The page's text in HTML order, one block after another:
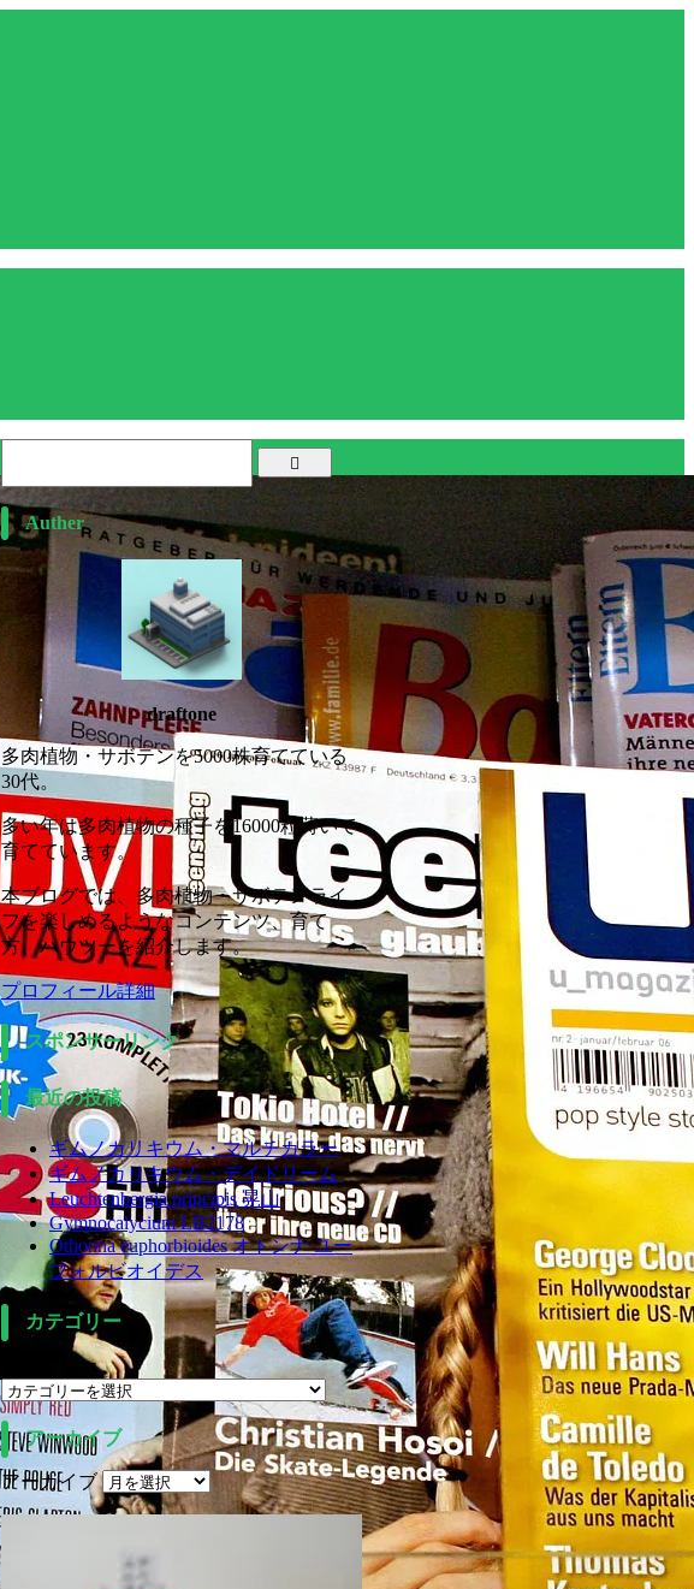
Auther
draftone
多肉植物・サボテンを5000株育てている
30代。
多い年は多肉植物の種子を16000粒蒔いて
育てています。
本ブログでは、多肉植物・サボテンライ
フを楽しめるようなコンテンツ、育て
方、ハウツーを紹介します。
プロフィール詳細
スポンサーリンク
最近の投稿
ギムノカリキウム・マルチカラー
ギムノカリキウム・デイドリーム
Leuchtenbergia principis 晃山
Gymnocalycium LB2178
Othonna euphorbioides オトンナ ユー
フォルビオイデス
カテゴリー
カテゴリー
アーカイブ
アーカイブ